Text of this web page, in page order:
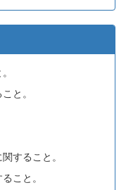
と。
すること。
こと。